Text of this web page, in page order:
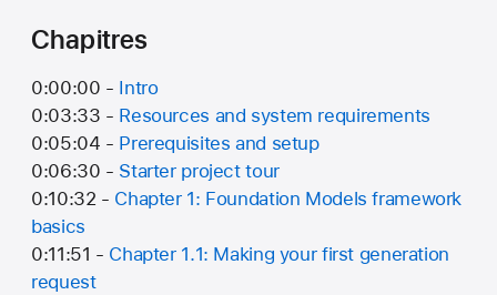
Chapitres
0:00:00 - Intro
0:03:33 - Resources and system requirements
0:05:04 - Prerequisites and setup
0:06:30 - Starter project tour
0:10:32 - Chapter 1: Foundation Models framework
basics
0:11:51 - Chapter 1.1: Making your first generation
request